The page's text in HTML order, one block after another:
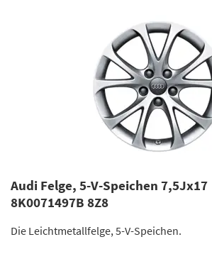
Audi Felge, 5-V-Speichen 7,5Jx17
8K0071497B 8Z8
Die Leichtmetallfelge, 5-V-Speichen.